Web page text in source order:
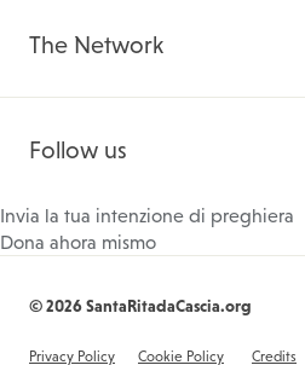
The Network
Follow us
Invia la tua intenzione di preghiera
Dona ahora mismo
© 2026 SantaRitadaCascia.org
Privacy Policy Cookie Policy Credits